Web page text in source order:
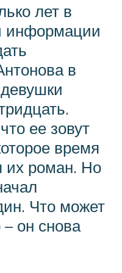
лет в
информации
в
ее зовут
время
их роман. Но
Что может
он снова